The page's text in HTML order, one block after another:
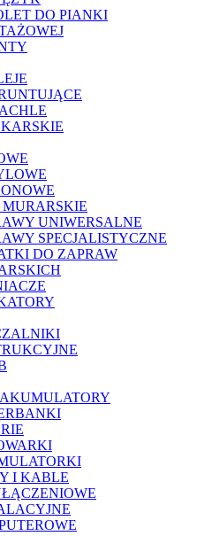
DO PIANKI
UNIWERSALNE
SPECJALISTYCZNE
DO ZAPRAW
I KABLE